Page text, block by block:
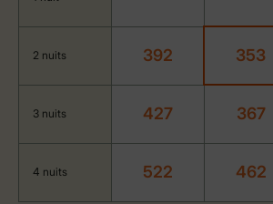
2 nuits 392 353
3 nuits 427 367
4 nuits 522 462